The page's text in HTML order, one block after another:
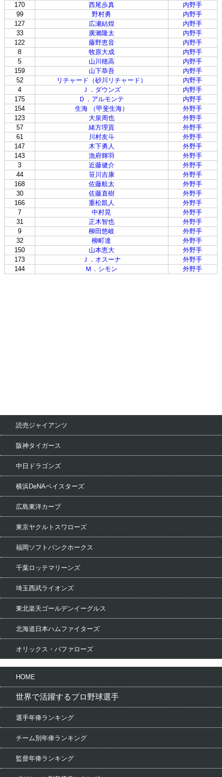
170
西尾歩真
内野手
99
野村勇
内野手
127
広瀬結煌
内野手
33
廣瀨隆太
内野手
122
藤野恵音
内野手
8
牧原大成
内野手
5
山川穂高
内野手
159
山下恭吾
内野手
52
リチャード（砂川リチャード）
内野手
4
Ｊ．ダウンズ
内野手
175
Ｄ．アルモンテ
内野手
154
生海 （甲斐生海）
外野手
123
大泉周也
外野手
57
緒方理貢
外野手
61
川村友斗
外野手
147
木下勇人
外野手
143
漁府輝羽
外野手
3
近藤健介
外野手
44
笹川吉康
外野手
168
佐藤航太
外野手
30
佐藤直樹
外野手
166
重松凱人
外野手
7
中村晃
外野手
31
正木智也
外野手
9
柳田悠岐
外野手
32
柳町達
外野手
150
山本恵大
外野手
173
Ｊ．オスーナ
外野手
144
Ｍ．シモン 外野手
読売ジャイアンツ
阪神タイガース
中日ドラゴンズ
横浜DeNAベイスターズ
広島東洋カープ
東京ヤクルトスワローズ
福岡ソフトバンクホークス
千葉ロッテマリーンズ
埼玉西武ライオンズ
東北楽天ゴールデンイーグルス
北海道日本ハムファイターズ
オリックス・バファローズ
HOME
世界で活躍するプロ野球選手
選手年俸ランキング
チーム別年俸ランキング
監督年俸ランキング